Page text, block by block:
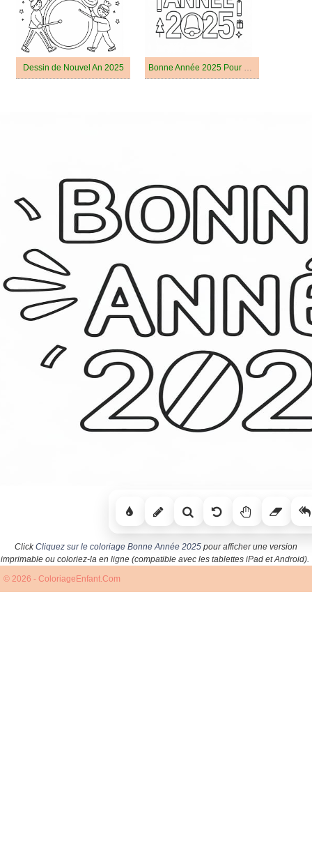
Dessin de Nouvel An 2025 Bonne Année 2025 Pour Enfants
ClickCliquez sur le coloriage Bonne Année 2025 pour afficher une version
imprimable ou coloriez-la en ligne (compatible avec les tablettes iPad et Android).
© 2026 - ColoriageEnfant.Com